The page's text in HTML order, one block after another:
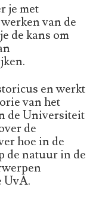
je met
van de
de kans om
en werkt
van het
de Universiteit
de
hoe in de
de natuur in de
UvA.